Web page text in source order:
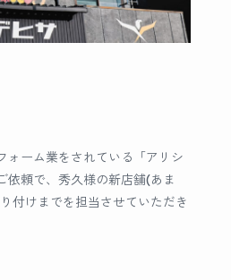
ォーム業をされている「アリシ
依頼で、秀久様の新店舗(あま
付けまでを担当させていただき